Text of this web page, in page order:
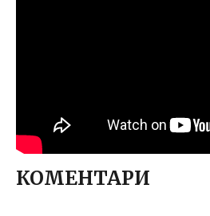
КОМЕНТАРИ